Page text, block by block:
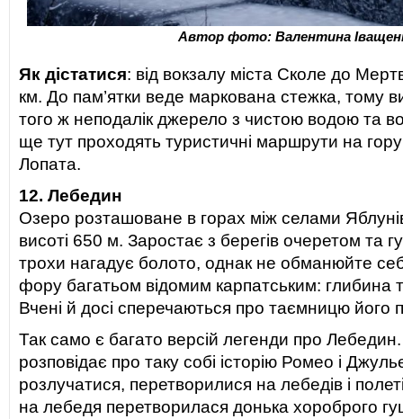
Автор фото: Валентина
Як дістатися: від вокзалу міста Сколе до
км. До пам’ятки веде маркована стежка, тому
того ж неподалік джерело з чистою водою та
ще тут проходять туристичні маршрути на
Лопата.
12. Лебедин
Озеро розташоване в горах між селами
висоті 650 м. Заростає з берегів очеретом та
трохи нагадує болото, однак не обманюйте
фору багатьом відомим карпатським: глибина
Вчені й досі сперечаються про таємницю його
Так само є багато версій легенди про
розповідає про таку собі історію Ромео і
розлучатися, перетворилися на лебедів і
на лебедя перетворилася донька хороброго